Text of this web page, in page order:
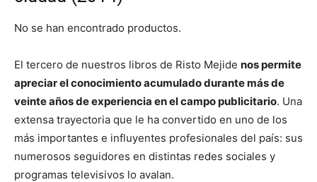
No se han encontrado productos.
El tercero de nuestros libros de Risto Mejide nos permite
apreciar el conocimiento acumulado durante más de
veinte años de experiencia en el campo publicitario. Una
extensa trayectoria que le ha convertido en uno de los
más importantes e influyentes profesionales del país: sus
numerosos seguidores en distintas redes sociales y
programas televisivos lo avalan.